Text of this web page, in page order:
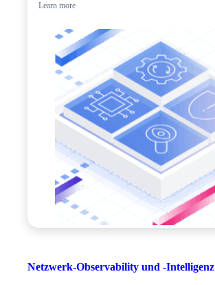
Learn more
Netzwerk-Observability und -Intelligenz